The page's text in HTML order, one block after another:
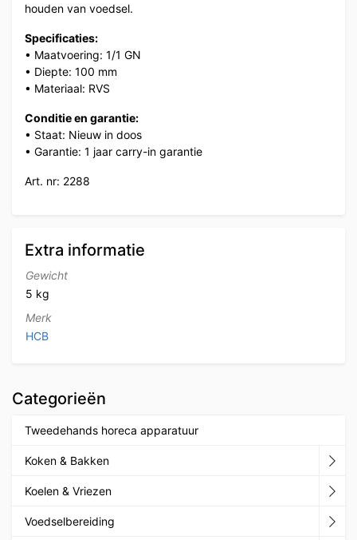
houden van voedsel.
Specificaties:
• Maatvoering: 1/1 GN
• Diepte: 100 mm
• Materiaal: RVS
Conditie en garantie:
• Staat: Nieuw in doos
• Garantie: 1 jaar carry-in garantie
Art. nr: 2288
Extra informatie
Gewicht
5 kg
Merk
HCB
Categorieën
Tweedehands horeca apparatuur
Koken & Bakken
Koelen & Vriezen
Voedselbereiding